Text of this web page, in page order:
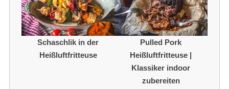
Schaschlik in der
Heißluftfritteuse
Pulled Pork
Heißluftfritteuse |
Klassiker indoor
zubereiten